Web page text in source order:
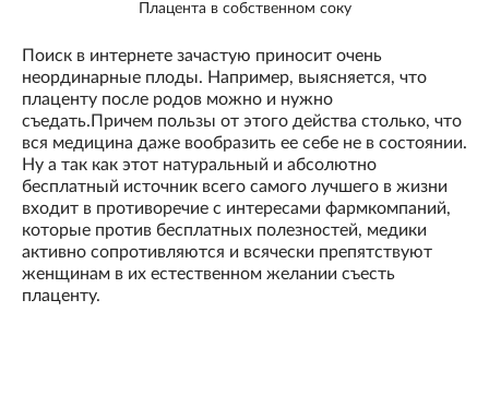
Плацента в собственном соку
Поиск в интернете зачастую приносит очень
неординарные плоды. Например, выясняется, что
плаценту после родов можно и нужно
съедать.Причем пользы от этого действа столько, что
вся медицина даже вообразить ее себе не в состоянии.
Ну а так как этот натуральный и абсолютно
бесплатный источник всего самого лучшего в жизни
входит в противоречие с интересами фармкомпаний,
которые против бесплатных полезностей, медики
активно сопротивляются и всячески препятствуют
женщинам в их естественном желании съесть
плаценту.